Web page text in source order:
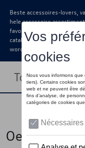
Beste accessoires-lovers,
hele accessoire
favoriete merk terugvinden
catalogus. Deze kunnen
worden via uw dealer.
Toggle
Oeps !